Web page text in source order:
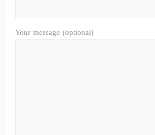
Your message (optional)